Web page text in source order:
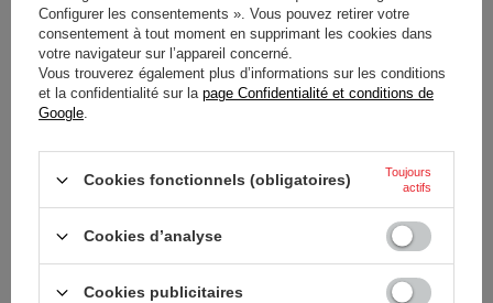
Approbation Sans approbation
Couleur Bleu
Genre
Groupe d'âge Adultes
Matériel
Configurer les consentements ». Vous pouvez retirer votre
consentement à tout moment en supprimant les cookies dans
votre navigateur sur l’appareil concerné.
Vous trouverez également plus d’informations sur les conditions
et la confidentialité sur la page Confidentialité et conditions de
Google.
Cookies fonctionnels (obligatoires)
Toujours
actifs
Cookies d’analyse
Cookies publicitaires